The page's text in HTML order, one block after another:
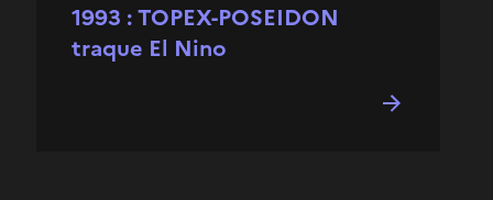
1993 : TOPEX-POSEIDON
traque El Nino